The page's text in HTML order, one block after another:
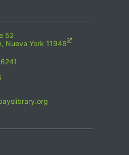
52
Nueva York 11946